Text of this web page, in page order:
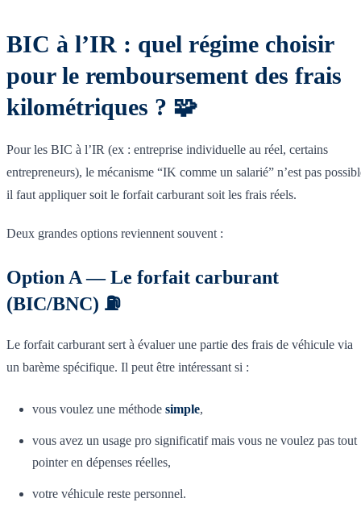
BIC à l’IR : quel régime choisir
pour le remboursement des frais
kilométriques ? 🧩
Pour les BIC à l’IR (ex : entreprise individuelle au réel, certains
entrepreneurs), le mécanisme “IK comme un salarié” n’est pas
il faut appliquer soit le forfait carburant soit les frais réels.
Deux grandes options reviennent souvent :
Option A — Le forfait carburant
(BIC/BNC) ⛽
Le forfait carburant sert à évaluer une partie des frais de véhicule via
un barème spécifique. Il peut être intéressant si :
vous voulez une méthode simple,
vous avez un usage pro significatif mais vous ne voulez pas tout
pointer en dépenses réelles,
votre véhicule reste personnel.